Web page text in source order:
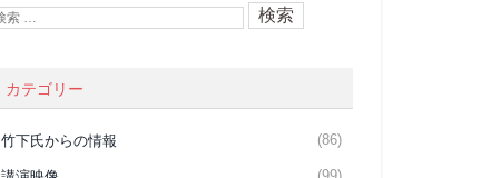
カテゴリー
竹下氏からの情報 (86)